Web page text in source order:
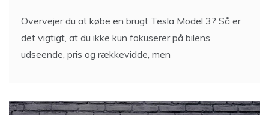
Overvejer du at købe en brugt Tesla Model 3? Så er
det vigtigt, at du ikke kun fokuserer på bilens
udseende, pris og rækkevidde, men